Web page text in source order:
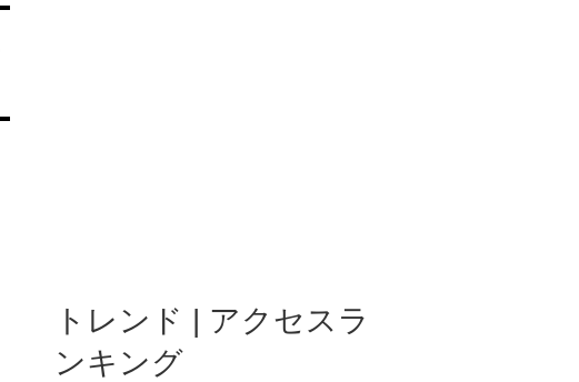
トレンド | アクセスラ
ンキング